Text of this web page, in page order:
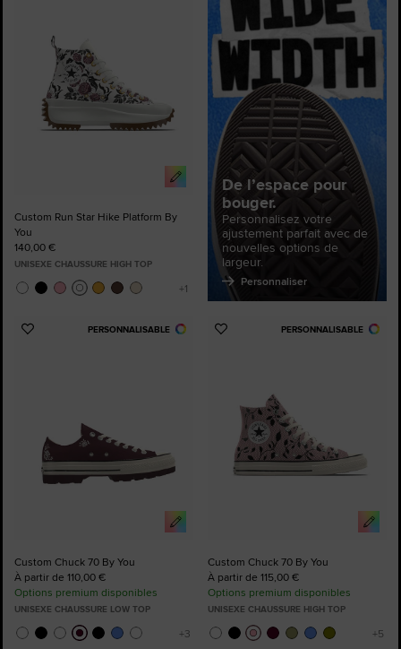
Custom Run Star Hike Platform By
You
140,00 €
UNISEXE CHAUSSURE HIGH TOP
De l’espace pour
bouger.
Personnalisez votre
ajustement parfait avec de
nouvelles options de
largeur.
Personnaliser
PERSONNALISABLE
Ajouter
Custom Chuck 70 By You
À partir de 110,00 €
Options premium disponibles
UNISEXE CHAUSSURE LOW TOP
PERSONNALISABLE
Ajouter
Custom Chuck 70 By You
À partir de 115,00 €
Options premium disponibles
UNISEXE CHAUSSURE HIGH TOP